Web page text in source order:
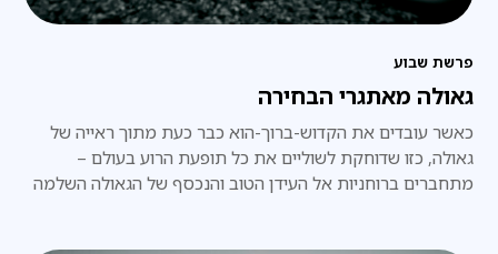
פרשת שבוע
גאולה מאתגרי הבחירה
כאשר עובדים את הקדוש-ברוך-הוא כבר כעת מתוך ראייה של
גאולה, כזו שדוחקת לשוליים את כל תופעת הרוע בעולם –
מתחברים ברוחניות אל העידן הטוב והנכסף של הגאולה השלמה